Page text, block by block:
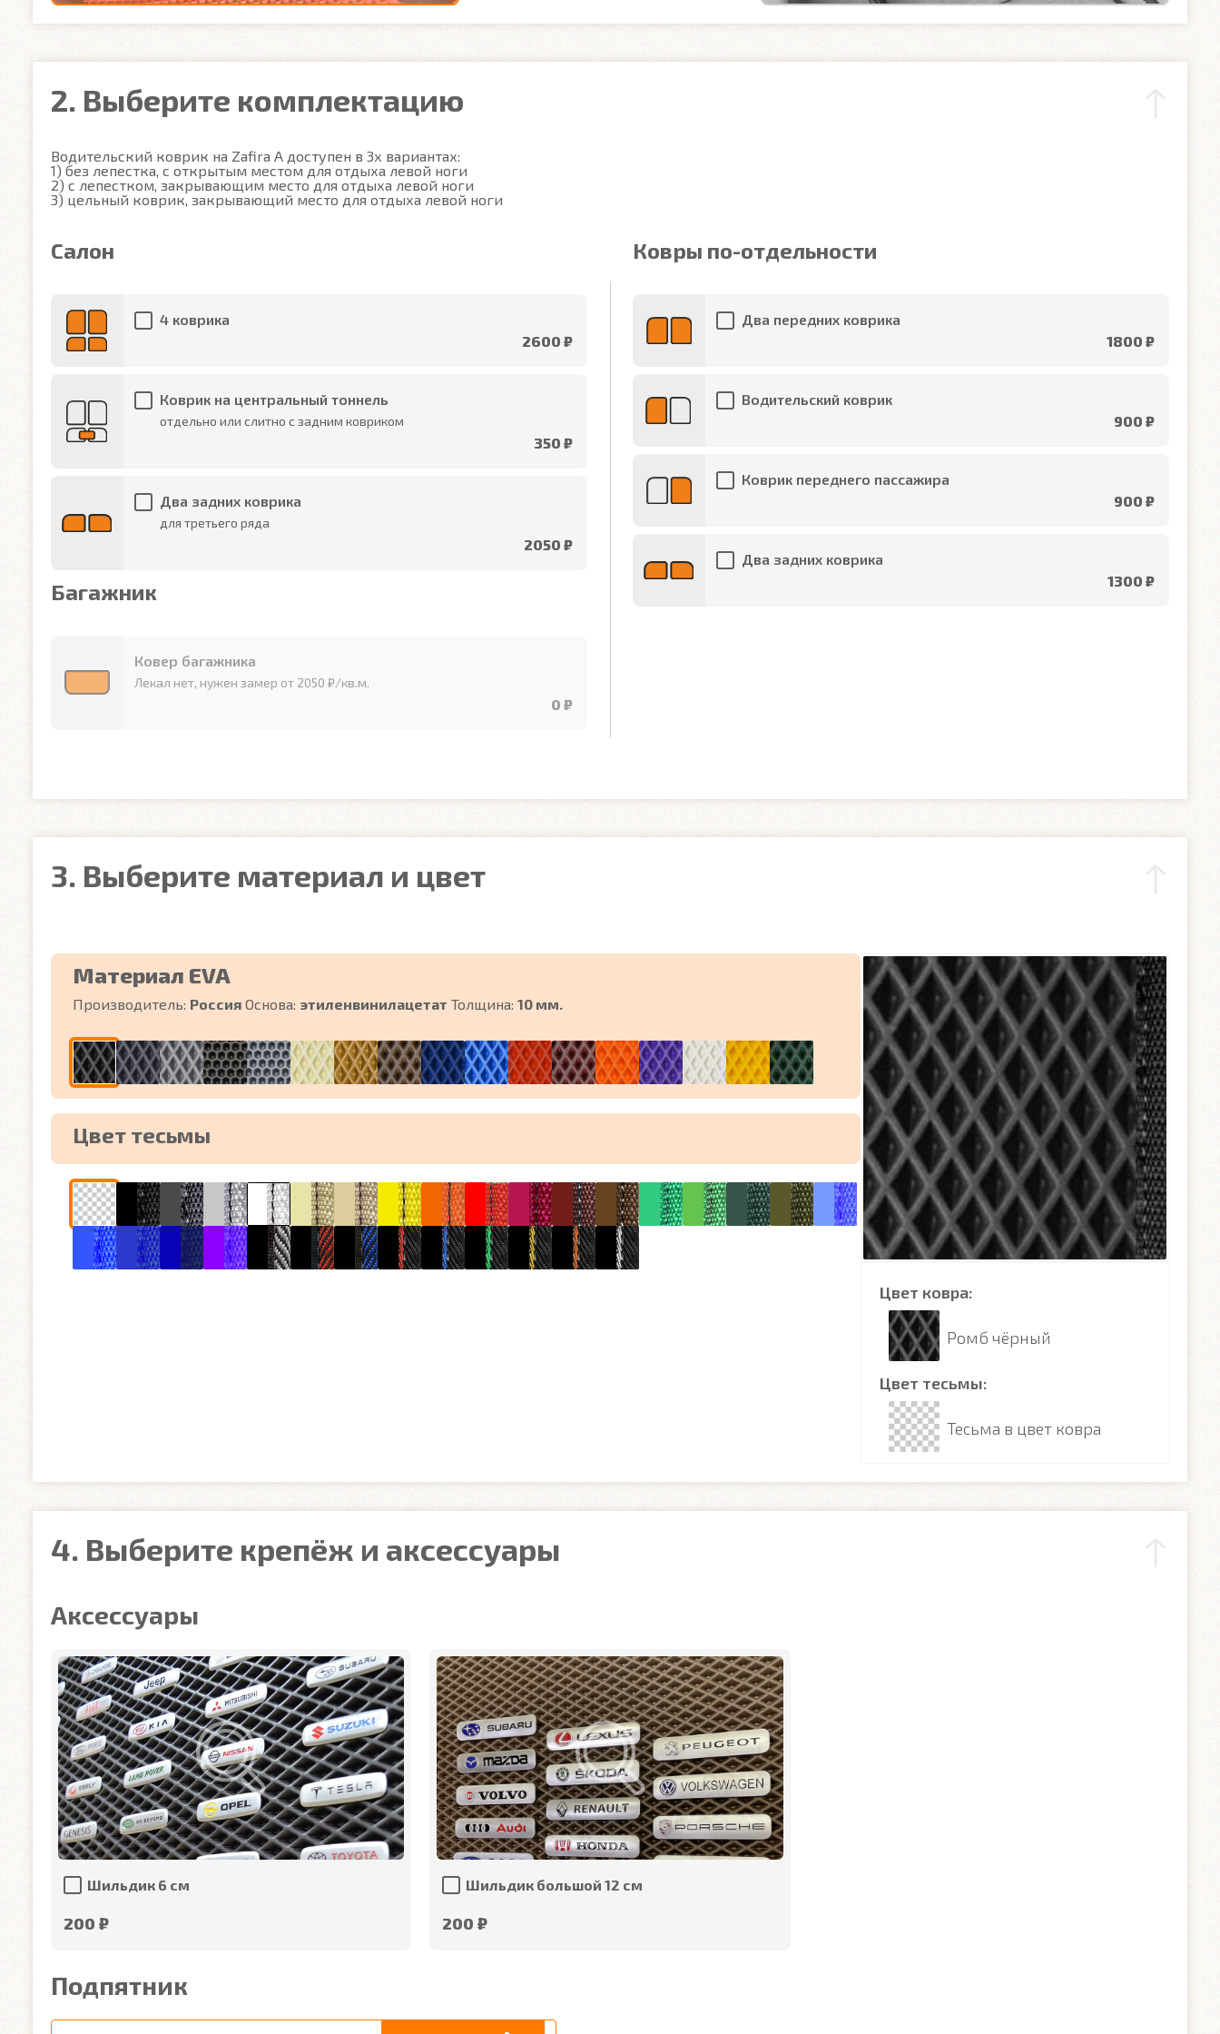
2. Выберите комплектацию
Водительский коврик на Zafira A доступен в 3х вариантах:
1) без лепестка, с открытым местом для отдыха левой ноги
2) с лепестком, закрывающим место для отдыха левой ноги
3) цельный коврик, закрывающий место для отдыха левой ноги
Салон
4 коврика
2600 ₽
Коврик на центральный тоннель
отдельно или слитно с задним ковриком
350 ₽
Два задних коврика
для третьего ряда
2050 ₽
Багажник
Ковер багажника
Лекал нет, нужен замер от 2050 ₽/кв.м.
0 ₽
Ковры по-отдельности
Два передних коврика
1800 ₽
Водительский коврик
900 ₽
Коврик переднего пассажира
900 ₽
Два задних коврика
1300 ₽
3. Выберите материал и цвет
Материал EVA
Производитель: Россия Основа: этиленвинилацетат Толщина: 10 мм.
Цвет тесьмы
Цвет ковра:
Ромб чёрный
Цвет тесьмы:
Тесьма в цвет ковра
4. Выберите крепёж и аксессуары
Аксессуары
Шильдик 6 см
200 ₽
Шильдик большой 12 см
200 ₽
Подпятник